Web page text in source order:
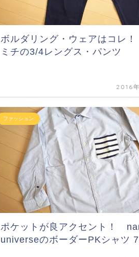
ボルダリング・ウェアはコレ
ミチの3/4レングス・パンツ
2016
ファッション
ポケットが良アクセント！
universeのボーダーPKシャツ